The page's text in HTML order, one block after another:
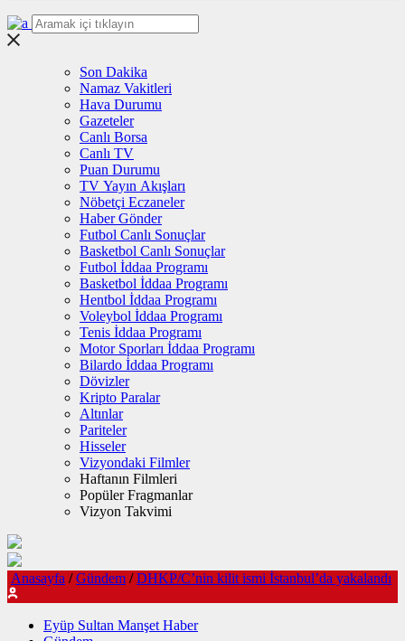
Son Dakika
Namaz Vakitleri
Hava Durumu
Gazeteler
Canlı Borsa
Canlı TV
Puan Durumu
TV Yayın Akışları
Nöbetçi Eczaneler
Haber Gönder
Futbol Canlı Sonuçlar
Basketbol Canlı Sonuçlar
Futbol İddaa Programı
Basketbol İddaa Programı
Hentbol İddaa Programı
Voleybol İddaa Programı
Tenis İddaa Programı
Motor Sporları İddaa Programı
Bilardo İddaa Programı
Dövizler
Kripto Paralar
Altınlar
Pariteler
Hisseler
Vizyondaki Filmler
Haftanın Filmleri
Popüler Fragmanlar
Vizyon Takvimi
Anasayfa / Gündem / DHKP/C’nin kilit ismi İstanbul’da yakalandı
Eyüp Sultan Manşet Haber